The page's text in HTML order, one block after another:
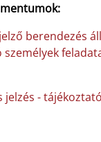
berendezés
jelzés -